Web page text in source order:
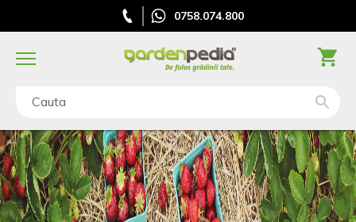
0758.074.800
Cauta